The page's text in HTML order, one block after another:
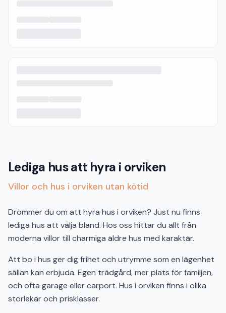
Lediga hus att hyra i orviken
Villor och hus i orviken utan kötid
Drömmer du om att hyra hus i orviken? Just nu finns
lediga hus att välja bland. Hos oss hittar du allt från
moderna villor till charmiga äldre hus med karaktär.
Att bo i hus ger dig frihet och utrymme som en lägenhet
sällan kan erbjuda. Egen trädgård, mer plats för familjen,
och ofta garage eller carport. Hus i orviken finns i olika
storlekar och prisklasser.